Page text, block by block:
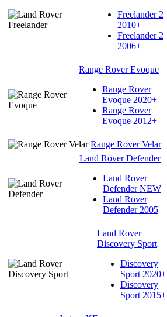
Freelander 2
2010+
Freelander 2
2006+
Range Rover Evoque
Range Rover
Evoque 2020+
Range Rover
Evoque 2012+
Range Rover Velar
Land Rover Defender
Land Rover
Defender NEW
Land Rover
Defender 2005
Land Rover
Discovery Sport
Discovery
Sport 2020+
Discovery
Sport 2015+